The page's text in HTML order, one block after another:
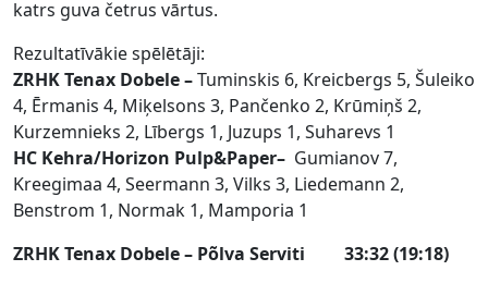
katrs guva četrus vārtus.
Rezultatīvākie spēlētāji:
ZRHK Tenax Dobele –Tuminskis 6, Kreicbergs 5, Šuleiko
4, Ērmanis 4, Miķelsons 3, Pančenko 2, Krūmiņš 2,
Kurzemnieks 2, Lībergs 1, Juzups 1, Suharevs 1
HC Kehra/Horizon Pulp&Paper– Gumianov 7,
Kreegimaa 4, Seermann 3, Vilks 3, Liedemann 2,
Benstrom 1, Normak 1, Mamporia 1
ZRHK Tenax Dobele – Põlva Serviti 33:32 (19:18)